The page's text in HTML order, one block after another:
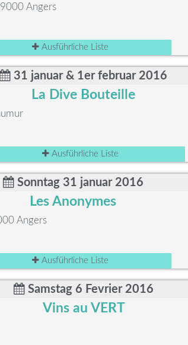
Angers
Ausführliche Liste
31 januar & 1er februar 2016
La Dive Bouteille
Ausführliche Liste
Sonntag 31 januar 2016
Les Anonymes
Angers
Ausführliche Liste
Samstag 6 Fevrier 2016
Vins au VERT